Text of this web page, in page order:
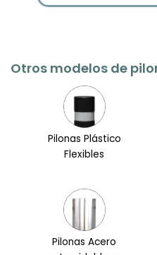
Otros modelos de
Pilonas Plástico
Flexibles
Pilonas Acero